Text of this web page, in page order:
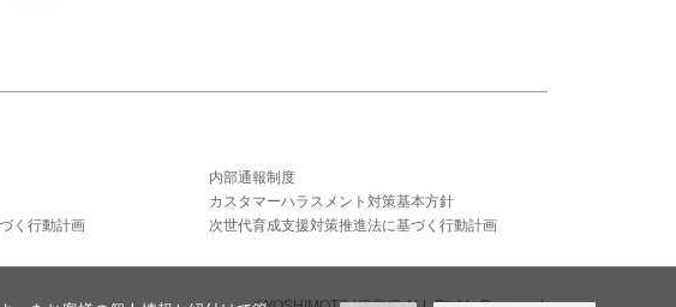
内部通報制度
カスタマーハラスメント対策基本方針
く行動計画
次世代育成支援対策推進法に基づく行動計画